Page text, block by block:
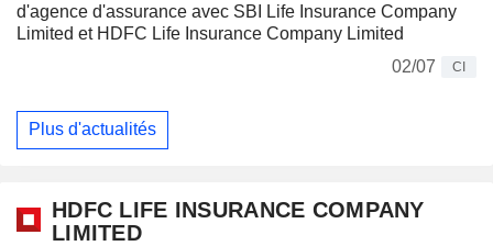
d'agence d'assurance avec SBI Life Insurance Company
Limited et HDFC Life Insurance Company Limited
02/07
CI
Plus d'actualités
HDFC LIFE INSURANCE COMPANY
LIMITED